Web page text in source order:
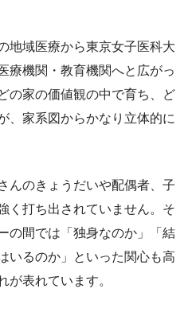
地域医療から東京女子医科大
療機関・教育機関へと広がっ
の家の価値観の中で育ち、ど
、家系図からかなり立体的に
んのきょうだいや配偶者、子
く打ち出されていません。そ
の間では「独身なのか」「結
いるのか」といった関心も高
が表れています。